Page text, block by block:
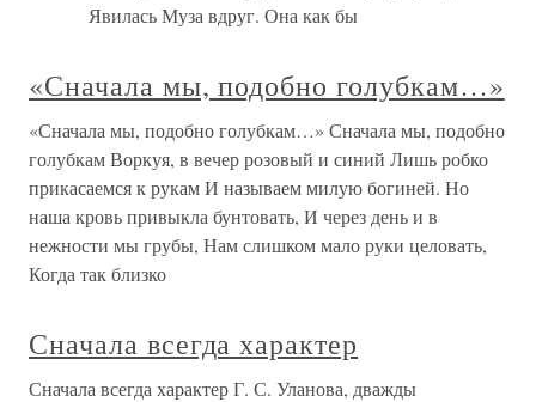
Явилась Муза вдруг. Она как бы
«Сначала мы, подобно голубкам…»
«Сначала мы, подобно голубкам…» Сначала мы, подобно
голубкам Воркуя, в вечер розовый и синий Лишь робко
прикасаемся к рукам И называем милую богиней. Но
наша кровь привыкла бунтовать, И через день и в
нежности мы грубы, Нам слишком мало руки целовать,
Когда так близко
Сначала всегда характер
Сначала всегда характер Г. С. Уланова, дважды